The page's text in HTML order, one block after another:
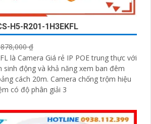
H5-R201-1H3EKFL
₫
là Camera Giá rẻ IP POE trung thực với
sinh động và khả năng xem ban đêm
chống trộm hiệu
có độ phân giải 3